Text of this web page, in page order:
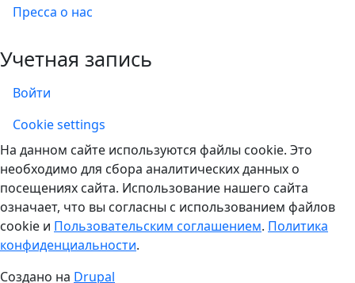
Пресса о нас
Учетная запись
Войти
Учетная запись
Cookie settings
На данном сайте используются файлы cookie. Это
необходимо для сбора аналитических данных о
посещениях сайта. Использование нашего сайта
означает, что вы согласны с использованием файлов
cookie и Пользовательским соглашением. Политика
конфиденциальности.
Создано на Drupal